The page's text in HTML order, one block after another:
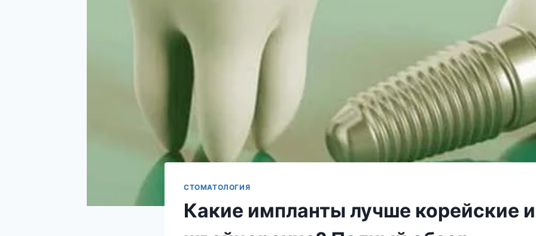
СТОМАТОЛОГИЯ
Какие импланты лучше корейские